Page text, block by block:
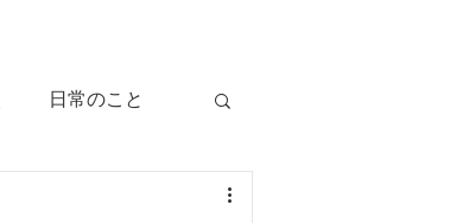
日常のこと